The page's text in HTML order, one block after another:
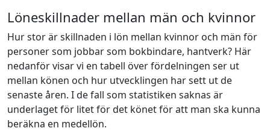
Löneskillnader mellan män och kvinnor
Hur stor är skillnaden i lön mellan kvinnor och män för
personer som jobbar som bokbindare, hantverk? Här
nedanför visar vi en tabell över fördelningen ser ut
mellan könen och hur utvecklingen har sett ut de
senaste åren. I de fall som statistiken saknas är
underlaget för litet för det könet för att man ska kunna
beräkna en medellön.